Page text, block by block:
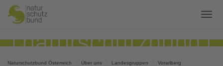
Naturschutzbund Österreich Über uns Landesgruppen
Vorarlberg